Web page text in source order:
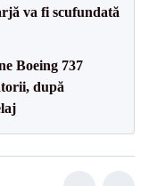
va fi scufundată
Boeing 737
după